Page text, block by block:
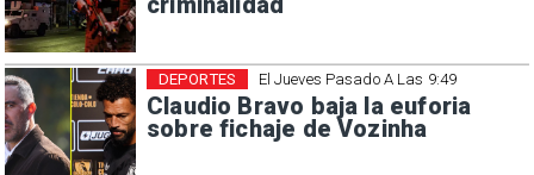
El Jueves Pasado A Las 9:49
Claudio Bravo baja la euforia
sobre fichaje de Vozinha
DEPORTES